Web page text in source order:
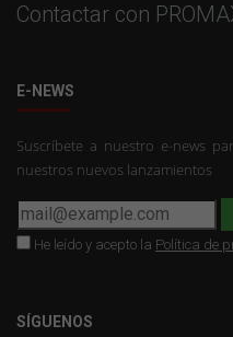
Contactar con
E-NEWS
Suscríbete a nuestro e-news
nuestros nuevos lanzamientos
He leído y acepto la Política de
SÍGUENOS